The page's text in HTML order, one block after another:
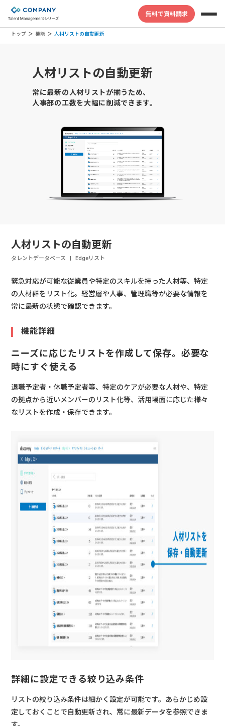
無料で資料請求
トップ 機能 人材リストの自動更新
人材リストの自動更新
常に最新の人材リストが揃うため、
人事部の工数を大幅に削減できます。
人材リストの自動更新
タレントデータベース Edgeリスト
緊急対応が可能な従業員や特定のスキルを持った人材等、特定
の人材群をリスト化。経営層や人事、管理職等が必要な情報を
常に最新の状態で確認できます。
機能詳細
ニーズに応じたリストを作成して保存。必要な
時にすぐ使える
退職予定者・休職予定者等、特定のケアが必要な人材や、特定
の拠点から近いメンバーのリスト化等、活用場面に応じた様々
なリストを作成・保存できます。
詳細に設定できる絞り込み条件
リストの絞り込み条件は細かく設定が可能です。あらかじめ設
定しておくことで自動更新され、常に最新データを参照できま